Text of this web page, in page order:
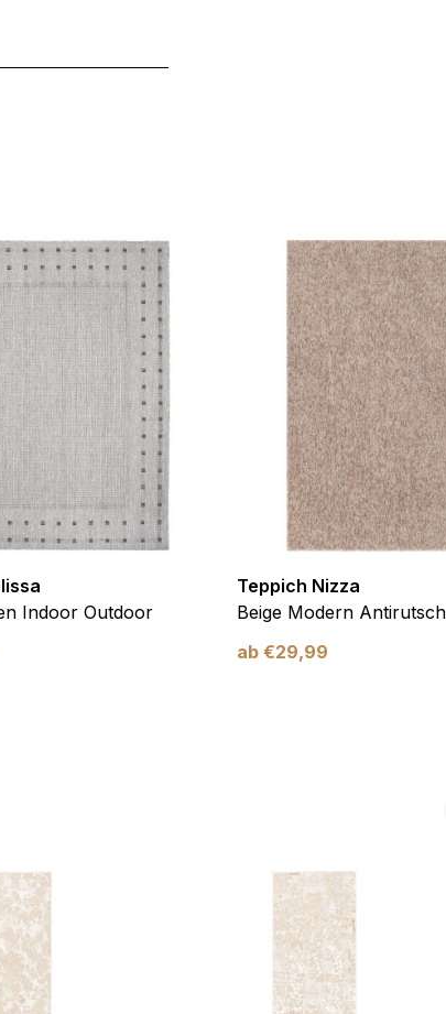
Indoor Outdoor
Teppich Nizza
Beige Modern Antirutsch
ab €29,99
wie sich verschiedene Benutzer auf der Website
über Websites hinweg zu verfolgen. Das Ziel ist es,
analysiert werden und noch keiner Kategorie
Einstellungen speichern Alle